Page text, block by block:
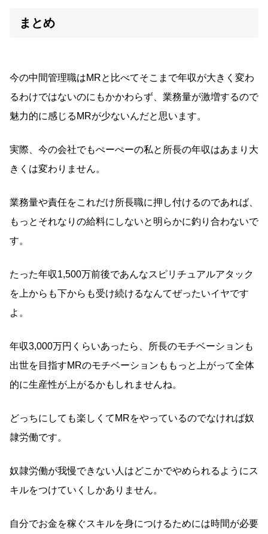
まとめ
今の中間管理職はMRと比べてそこまで年収が大きく変わ
るわけではないのにもかかわらず、業務量が激増するので
魅力的に感じるMRが少ないんだと思います。
実際、今の会社でもぺーぺーの私と所長の年収はあまり大
きくは変わりません。
業務量や責任をこれだけ所長職に押し付けるのであれば、
もっとそれなりの給料にしないと明らかに釣り合わないで
す。
たった年収1,500万前後であんなスピリチュアルアタック
を上からも下からも受け続けるなんてぜったいイヤです
よ。
年収3,000万円くらいあったら、所長のモチベーションも
出世を目指すMRのモチベーションももっと上がって全体
的に生産性が上がるかもしれませんね。
どっちにしても楽しくてMRをやっているのでなければ奴
隷労働です。
奴隷労働が我慢できない人はどこかでやめられるようにス
キルをつけていくしかありません。
自分でお金を稼ぐスキルを身につけるためには時間が必要